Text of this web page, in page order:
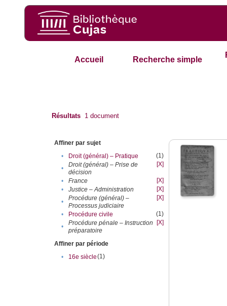
Accueil Recherche simple
Résultats 1 document
Affiner par sujet
•
Droit (général) – Pratique
(1)
•
Droit (général) – Prise de
décision
[X]
• France
[X]
•
Justice – Administration
[X]
•
Procédure (général) –
Processus judiciaire
[X]
• Procédure civile
(1)
•
Procédure pénale – Instruction
préparatoire
[X]
Affiner par période
•
16e siècle(1)